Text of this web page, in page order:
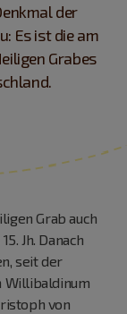
der
Es ist die am
Grabes
Grab auch
Jh. Danach
seit der
Willibaldinum
von